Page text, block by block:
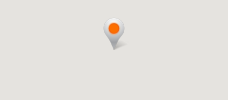
Saintes